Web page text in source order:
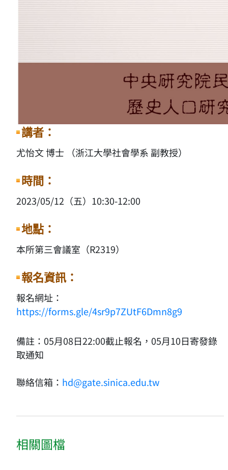
講者：
尤怡文 博士 （浙江大學社會學系 副教授）
時間：
2023/05/12（五）10:30-12:00
地點：
本所第三會議室（R2319）
報名資訊：
報名網址：
https://forms.gle/4sr9p7ZUtF6Dmn8g9
備註：05月08日22:00截止報名，05月10日寄發錄
取通知
聯絡信箱： hd@gate.sinica.edu.tw
相關圖檔